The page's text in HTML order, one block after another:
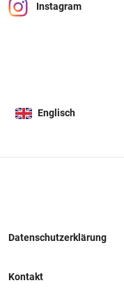
Instagram
Englisch
Datenschutzerklärung
Kontakt